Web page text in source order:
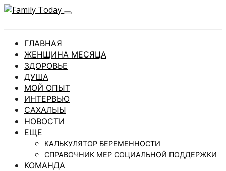
ГЛАВНАЯ
ЖЕНЩИНА МЕСЯЦА
ЗДОРОВЬЕ
ДУША
МОЙ ОПЫТ
ИНТЕРВЬЮ
САХАЛЫЫ
НОВОСТИ
ЕЩЕ
КАЛЬКУЛЯТОР БЕРЕМЕННОСТИ
СПРАВОЧНИК МЕР СОЦИАЛЬНОЙ ПОДДЕРЖКИ
КОМАНДА